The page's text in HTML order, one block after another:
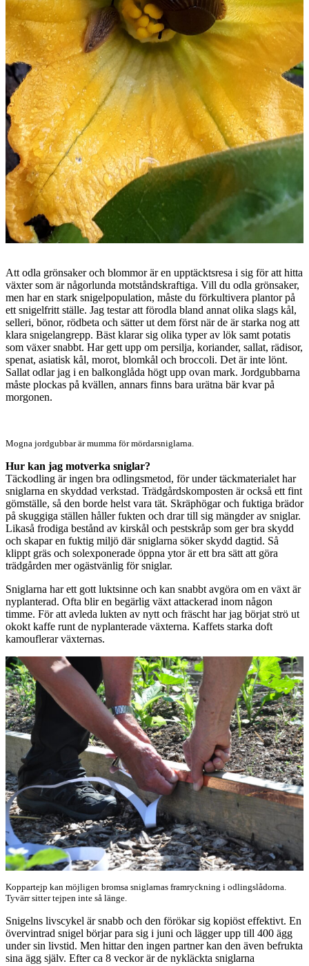
Att odla grönsaker och blommor är en upptäcktsresa i sig för att hitta
växter som är någorlunda motståndskraftiga. Vill du odla grönsaker,
men har en stark snigelpopulation, måste du förkultivera plantor på
ett snigelfritt ställe. Jag testar att förodla bland annat olika slags kål,
selleri, bönor, rödbeta och sätter ut dem först när de är starka nog att
klara snigelangrepp. Bäst klarar sig olika typer av lök samt potatis
som växer snabbt. Har gett upp om persilja, koriander, sallat, rädisor,
spenat, asiatisk kål, morot, blomkål och broccoli. Det är inte lönt.
Sallat odlar jag i en balkonglåda högt upp ovan mark. Jordgubbarna
måste plockas på kvällen, annars finns bara urätna bär kvar på
morgonen.
Mogna jordgubbar är mumma för mördarsniglarna.
Hur kan jag motverka sniglar?
Täckodling är ingen bra odlingsmetod, för under täckmaterialet har
sniglarna en skyddad verkstad. Trädgårdskomposten är också ett fint
gömställe, så den borde helst vara tät. Skräphögar och fuktiga brädor
på skuggiga ställen håller fukten och drar till sig mängder av sniglar.
Likaså frodiga bestånd av kirskål och pestskråp som ger bra skydd
och skapar en fuktig miljö där sniglarna söker skydd dagtid. Så
klippt gräs och solexponerade öppna ytor är ett bra sätt att göra
trädgården mer ogästvänlig för sniglar.
Sniglarna har ett gott luktsinne och kan snabbt avgöra om en växt är
nyplanterad. Ofta blir en begärlig växt attackerad inom någon
timme. För att avleda lukten av nytt och fräscht har jag börjat strö ut
okokt kaffe runt de nyplanterade växterna. Kaffets starka doft
kamouflerar växternas.
Koppartejp kan möjligen bromsa sniglarnas framryckning i odlingslådorna.
Tyvärr sitter tejpen inte så länge.
Snigelns livscykel är snabb och den förökar sig kopiöst effektivt. En
övervintrad snigel börjar para sig i juni och lägger upp till 400 ägg
under sin livstid. Men hittar den ingen partner kan den även befrukta
sina ägg själv. Efter ca 8 veckor är de nykläckta sniglarna